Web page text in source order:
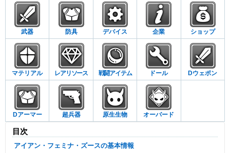
武器 防具 デバイス 企業 ショップ
マテリアル レアリソース 戦闘アイテム ドール Dウェポン
Dアーマー 超兵器 原生生物 オーバード
目次
アイアン・フェミナ・ズースの基本情報